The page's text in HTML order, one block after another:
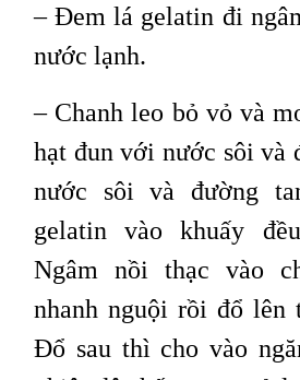
– Đem lá gelatin đi
nước lạnh.
– Chanh leo bỏ vỏ và
hạt đun với nước sôi và
nước sôi và đường
gelatin vào khuấy
Ngâm nồi thạc vào
nhanh nguội rồi đổ lên
Đổ sau thì cho vào